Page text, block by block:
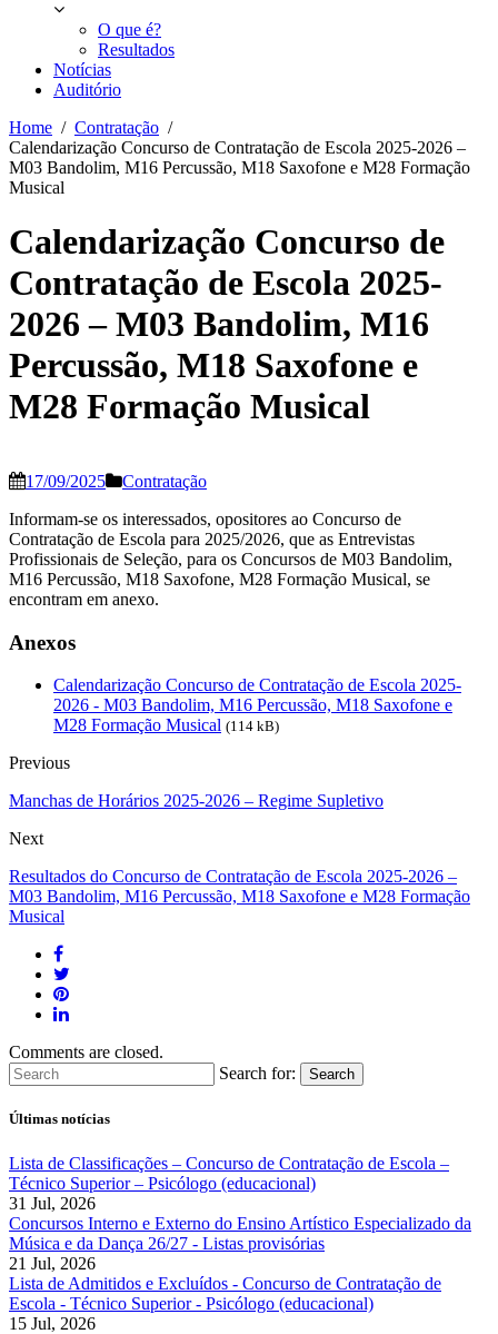
O que é?
Resultados
Notícias
Auditório
Home
Contratação
Calendarização Concurso de Contratação de Escola 2025-2026 –
M03 Bandolim, M16 Percussão, M18 Saxofone e M28 Formação
Musical
Calendarização Concurso de
Contratação de Escola 2025-
2026 – M03 Bandolim, M16
Percussão, M18 Saxofone e
M28 Formação Musical
17/09/2025
Contratação
Informam-se os interessados, opositores ao Concurso de
Contratação de Escola para 2025/2026, que as Entrevistas
Profissionais de Seleção, para os Concursos de M03 Bandolim,
M16 Percussão, M18 Saxofone, M28 Formação Musical, se
encontram em anexo.
Anexos
Calendarização Concurso de Contratação de Escola 2025-
2026 - M03 Bandolim, M16 Percussão, M18 Saxofone e
M28 Formação Musical (114 kB)
Previous
Manchas de Horários 2025-2026 – Regime Supletivo
Next
Resultados do Concurso de Contratação de Escola 2025-2026 –
M03 Bandolim, M16 Percussão, M18 Saxofone e M28 Formação
Musical
Comments are closed.
Search for:
Search
Últimas notícias
Lista de Classificações – Concurso de Contratação de Escola –
Técnico Superior – Psicólogo (educacional)
31 Jul, 2026
Concursos Interno e Externo do Ensino Artístico Especializado da
Música e da Dança 26/27 - Listas provisórias
21 Jul, 2026
Lista de Admitidos e Excluídos - Concurso de Contratação de
Escola - Técnico Superior - Psicólogo (educacional)
15 Jul, 2026